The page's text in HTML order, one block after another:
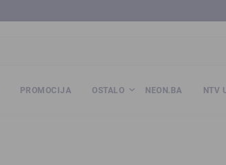
PROMOCIJA OSTALO NEON.BA NTV